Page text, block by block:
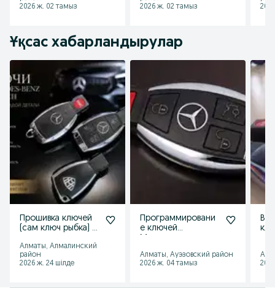
сигнализаций
2026 ж. 02 тамыз
2026 ж. 02 тамыз
Ұқсас хабарландырулар
Прошивка ключей
(сам ключ рыбка) в
Алматы, Алмалинский
район
2026 ж. 24 шілде
Программировани
е ключей
ключей, прошивка
ключа
Алматы, Ауэзовский район
2026 ж. 04 тамыз